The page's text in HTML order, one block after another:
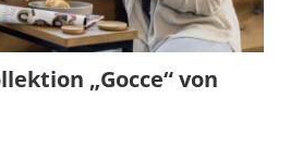
„Gocce“ von